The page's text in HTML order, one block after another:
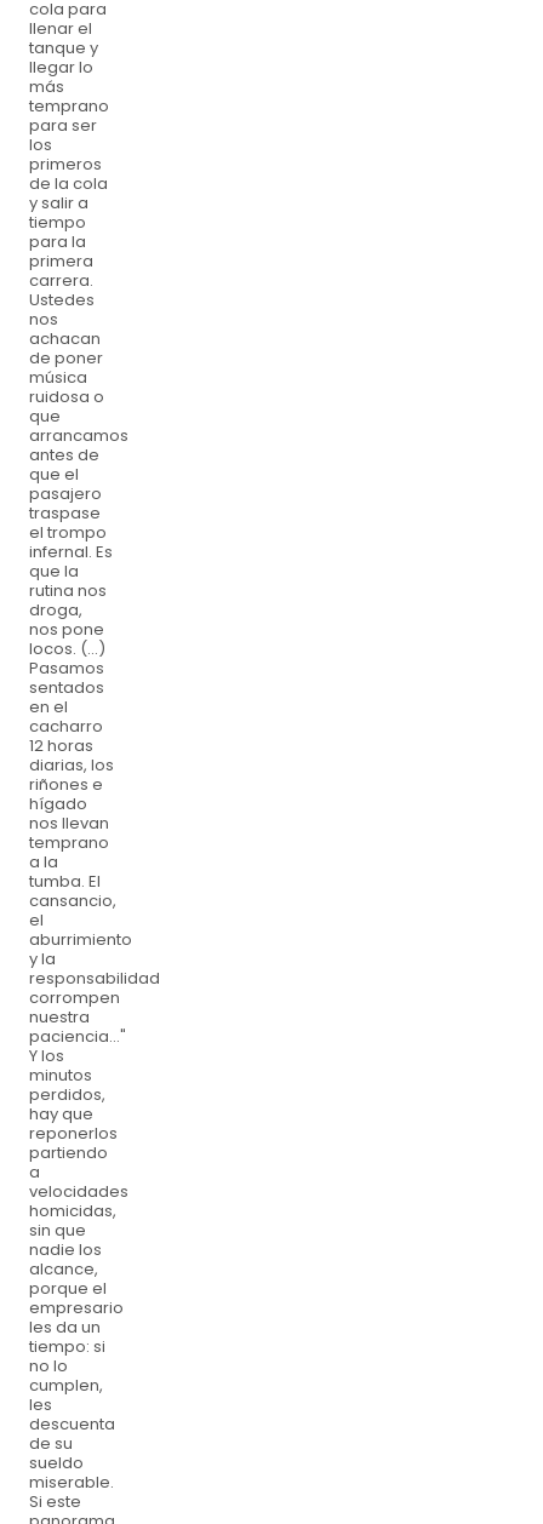
cola para
llenar el
tanque y
llegar lo
más
temprano
para ser
los
primeros
de la cola
y salir a
tiempo
para la
primera
carrera.
Ustedes
nos
achacan
de poner
música
ruidosa o
que
arrancamos
antes de
que el
pasajero
traspase
el trompo
infernal. Es
que la
rutina nos
droga,
nos pone
locos. (...)
Pasamos
sentados
en el
cacharro
12 horas
diarias, los
riñones e
hígado
nos llevan
temprano
a la
tumba. El
cansancio,
el
aburrimiento
y la
responsabilidad
corrompen
nuestra
paciencia…"
Y los
minutos
perdidos,
hay que
reponerlos
partiendo
a
velocidades
homicidas,
sin que
nadie los
alcance,
porque el
empresario
les da un
tiempo: si
no lo
cumplen,
les
descuenta
de su
sueldo
miserable.
Si este